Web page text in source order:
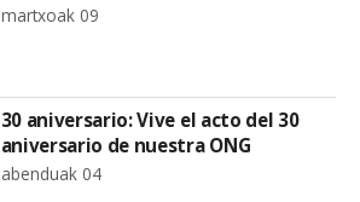
martxoak 09
30 aniversario: Vive el acto del 30
aniversario de nuestra ONG
abenduak 04